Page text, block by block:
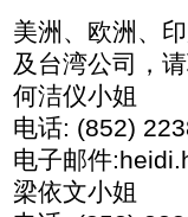
美洲、欧洲、
及台湾公司，
何洁仪小姐
电话: (852)
电子邮件
梁依文小姐